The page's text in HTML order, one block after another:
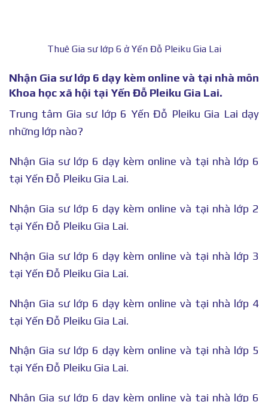
Thuê Gia sư lớp 6 ở Yến Đỗ Pleiku Gia Lai
Nhận Gia sư lớp 6 dạy kèm online và tại nhà môn
Khoa học xã hội tại Yến Đỗ Pleiku Gia Lai.
Trung tâm Gia sư lớp 6 Yến Đỗ Pleiku Gia Lai dạy
những lớp nào?
Nhận Gia sư lớp 6 dạy kèm online và tại nhà lớp 6
tại Yến Đỗ Pleiku Gia Lai.
Nhận Gia sư lớp 6 dạy kèm online và tại nhà lớp 2
tại Yến Đỗ Pleiku Gia Lai.
Nhận Gia sư lớp 6 dạy kèm online và tại nhà lớp 3
tại Yến Đỗ Pleiku Gia Lai.
Nhận Gia sư lớp 6 dạy kèm online và tại nhà lớp 4
tại Yến Đỗ Pleiku Gia Lai.
Nhận Gia sư lớp 6 dạy kèm online và tại nhà lớp 5
tại Yến Đỗ Pleiku Gia Lai.
Nhận Gia sư lớp 6 dạy kèm online và tại nhà lớp 6